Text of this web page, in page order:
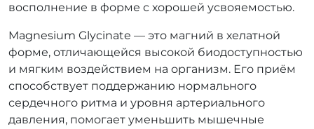
восполнение в форме с хорошей усвояемостью.
Magnesium Glycinate — это магний в хелатной
форме, отличающейся высокой биодоступностью
и мягким воздействием на организм. Его приём
способствует поддержанию нормального
сердечного ритма и уровня артериального
давления, помогает уменьшить мышечные